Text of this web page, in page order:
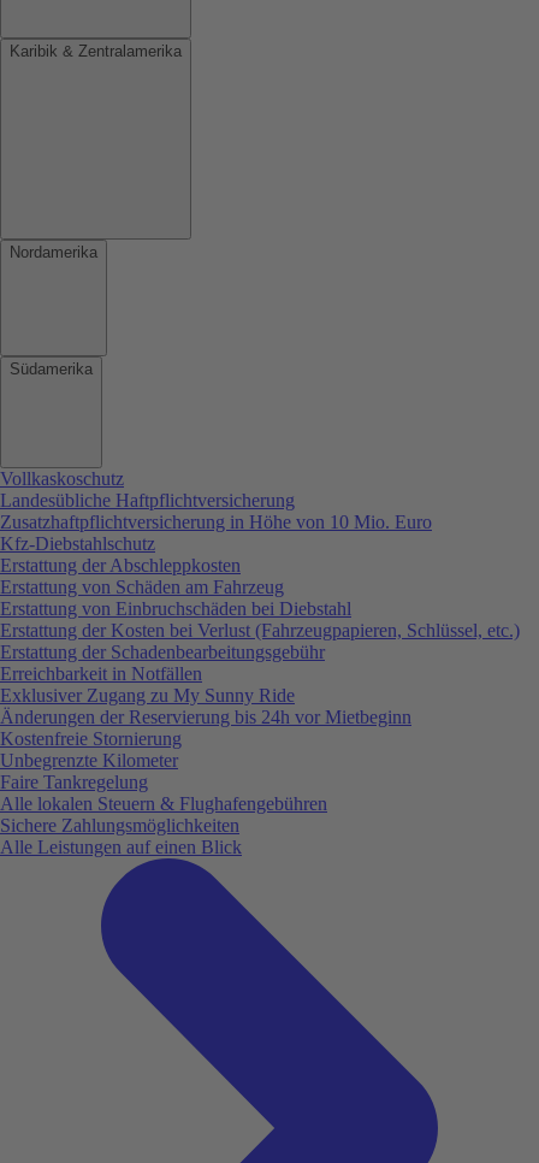
Karibik & Zentralamerika
Nordamerika
Südamerika
Vollkaskoschutz
Landesübliche Haftpflichtversicherung
Zusatzhaftpflichtversicherung in Höhe von 10 Mio. Euro
Kfz-Diebstahlschutz
Erstattung der Abschleppkosten
Erstattung von Schäden am Fahrzeug
Erstattung von Einbruchschäden bei Diebstahl
Erstattung der Kosten bei Verlust (Fahrzeugpapieren, Schlüssel, etc.)
Erstattung der Schadenbearbeitungsgebühr
Erreichbarkeit in Notfällen
Exklusiver Zugang zu My Sunny Ride
Änderungen der Reservierung bis 24h vor Mietbeginn
Kostenfreie Stornierung
Unbegrenzte Kilometer
Faire Tankregelung
Alle lokalen Steuern & Flughafengebühren
Sichere Zahlungsmöglichkeiten
Alle Leistungen auf einen Blick